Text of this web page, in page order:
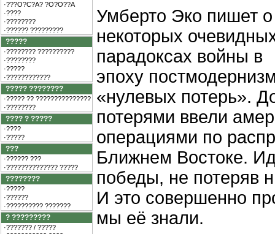
·???O?C?A? ?O?O??A
·????
·????????
·?????? ?????????
?????
·???????? ??????????
·????????
·?????
·????????????
????? ????????
·????? ?? ???????????????
·????????
???? ? ?????
·????
·?????
???
·?????? ???
·?????????????? ?????
????????
·?????
·??????
·?????????? ???????
? ?????????
·??????? / ?????
Умберто Эко пишет о
некоторых
парадоксах войны в
эпоху
«нулевых потерь».
потерями ввели
операциями по
Ближнем Востоке.
победы, не потеряв
И это совершенно
мы её знали.